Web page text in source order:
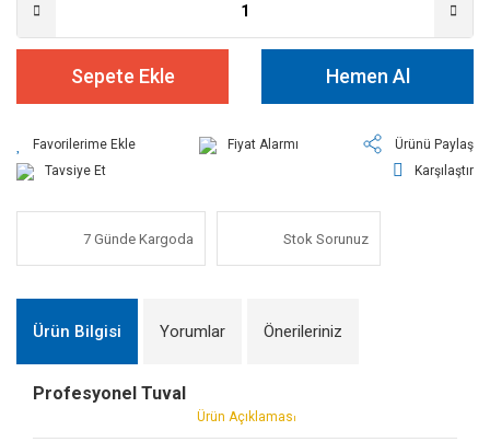
Sepete Ekle Hemen Al
Fiyat Alarmı
Ürünü Paylaş
Tavsiye Et
Karşılaştır
7 Günde Kargoda Stok Sorunuz
Ürün Bilgisi Yorumlar Önerileriniz
Profesyonel Tuval
Ürün Açıklaması